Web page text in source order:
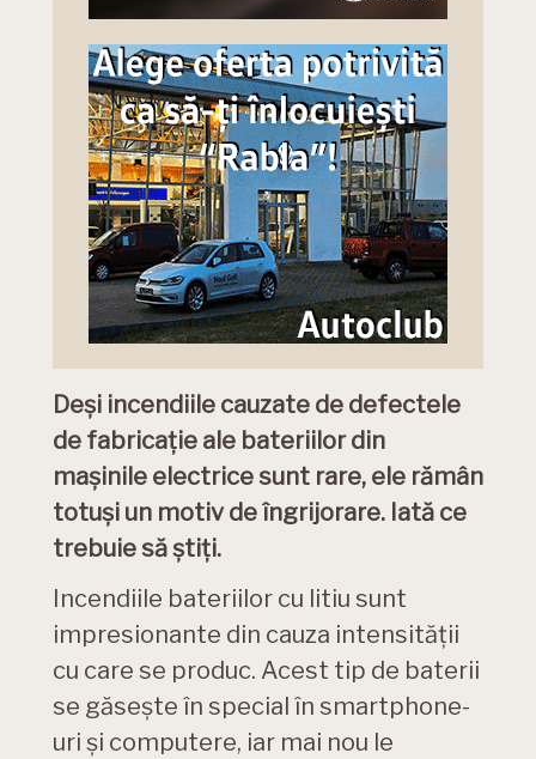
Deși incendiile cauzate de defectele
de fabricație ale bateriilor din
mașinile electrice sunt rare, ele rămân
totuși un motiv de îngrijorare. Iată ce
trebuie să știți.
Incendiile bateriilor cu litiu sunt
impresionante din cauza intensității
cu care se produc. Acest tip de baterii
se găsește în special în smartphone-
uri și computere, iar mai nou le